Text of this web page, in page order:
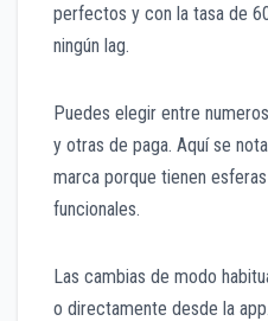
perfectos y con la tasa de
ningún lag.
Puedes elegir entre
y otras de paga. Aquí se
marca porque tienen
funcionales.
Las cambias de modo
o directamente desde la app.